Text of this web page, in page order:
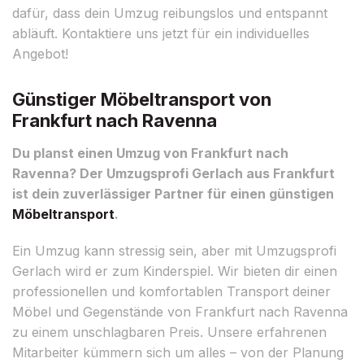
dafür, dass dein Umzug reibungslos und entspannt
abläuft. Kontaktiere uns jetzt für ein individuelles
Angebot!
Günstiger Möbeltransport von
Frankfurt nach Ravenna
Du planst einen Umzug von Frankfurt nach
Ravenna? Der Umzugsprofi Gerlach aus Frankfurt
ist dein zuverlässiger Partner für einen günstigen
Möbeltransport.
Ein Umzug kann stressig sein, aber mit Umzugsprofi
Gerlach wird er zum Kinderspiel. Wir bieten dir einen
professionellen und komfortablen Transport deiner
Möbel und Gegenstände von Frankfurt nach Ravenna
zu einem unschlagbaren Preis. Unsere erfahrenen
Mitarbeiter kümmern sich um alles – von der Planung